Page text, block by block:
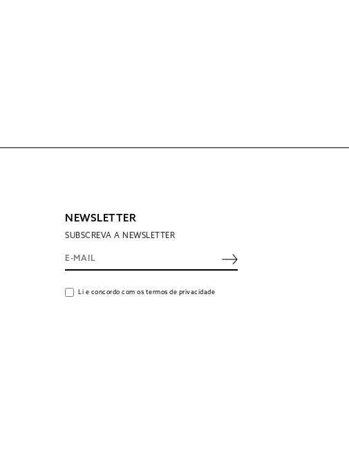
NEWSLETTER
SUBSCREVA A NEWSLETTER
Li e concordo com os termos de privacidade